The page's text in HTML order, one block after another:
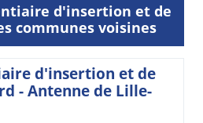
d'insertion et de
communes voisines
d'insertion et de
- Antenne de Lille-